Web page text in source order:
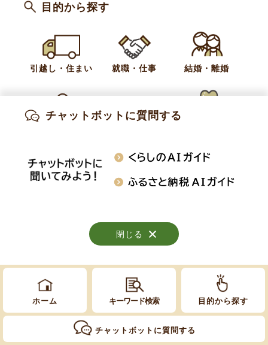
日）
現在軽井沢で制作活動を行いながら、国内外で
ガラス作品を発表し続けている増田洋美の個
品を設置した。特に回廊では風鈴を吊るし、ち
しい音色を響かせていた。
イベント：
・作家によるギャラリートーク( 8月2日）
ホーム キーワード検索 目的から探す
チャットボットに質問する
知りたい情報を検索
閉じる
目的から探す
引越し・住まい 就職・仕事 結婚・離婚
閉じる
チャットボットに質問する
閉じる